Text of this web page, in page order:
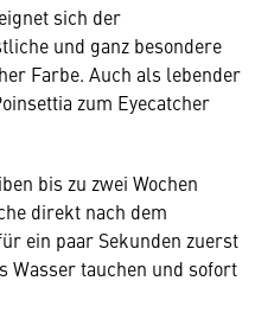
sich der
und ganz besondere
Farbe. Auch als lebender
zum Eyecatcher
bis zu zwei Wochen
direkt nach dem
ein paar Sekunden zuerst
Wasser tauchen und sofort